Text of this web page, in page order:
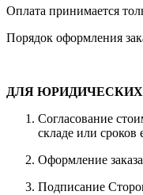
Оплата принимается
Порядок оформления
ДЛЯ
Согласование
складе или сроков
Оформление
Подписание